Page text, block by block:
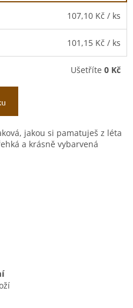
107,10 Kč / ks
101,15 Kč / ks
Ušetříte 0 Kč
jakou si pamatuješ z léta
a krásně vybarvená